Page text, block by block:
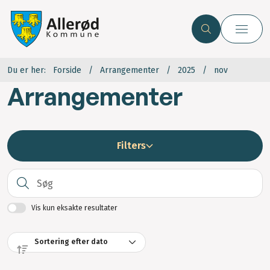
Du er her: Forside Arrangementer 2025 nov
Arrangementer
Filters
Vis kun eksakte resultater